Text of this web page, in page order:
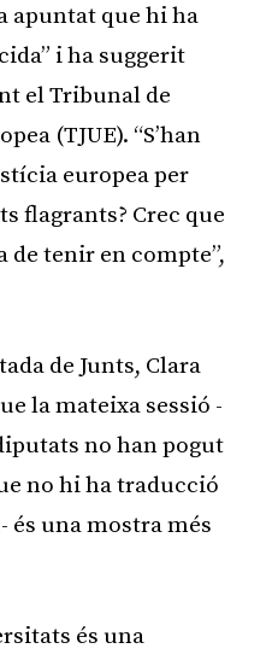
apuntat que hi ha
i ha suggerit
el Tribunal de
(TJUE). “S’han
europea per
flagrants? Crec que
de tenir en compte”,
de Junts, Clara
la mateixa sessió -
no han pogut
no hi ha traducció
és una mostra més
és una